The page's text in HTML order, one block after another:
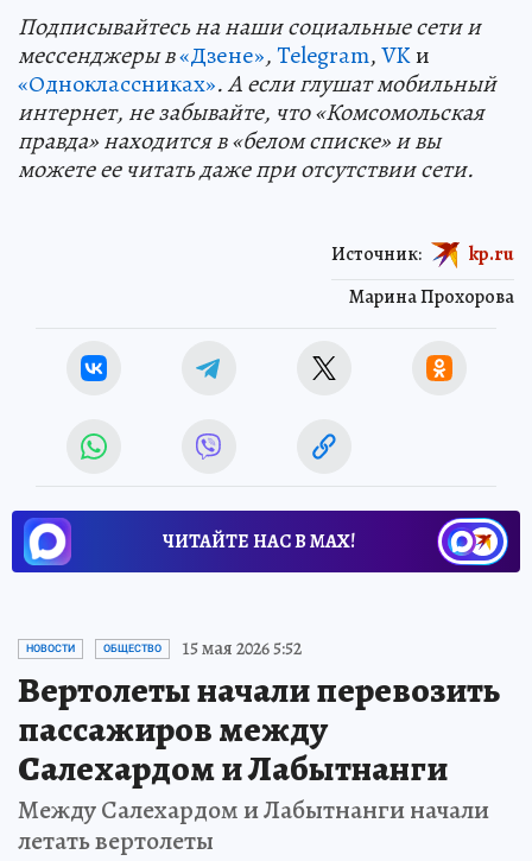
Подписывайтесь на наши социальные сети и
мессенджеры в«Дзене»,Telegram,VKи
«Одноклассниках». А если глушат мобильный
интернет, не забывайте, что «Комсомольская
правда» находится в «белом списке» и вы
можете ее читать даже при отсутствии сети.
Марина Прохорова
Источник: kp.ru
ЧИТАЙТЕ НАС В МАХ!
НОВОСТИ ОБЩЕСТВО 15 мая 2026 5:52
Вертолеты начали перевозить
пассажиров между
Салехардом и Лабытнанги
Между Салехардом и Лабытнанги начали
летать вертолеты